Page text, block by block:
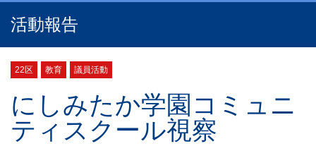
活動報告
22区 教育 議員活動
にしみたか学園コミュニ
ティスクール視察